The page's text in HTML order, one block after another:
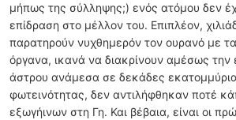
μήπως της σύλληψης;) ενός ατόμου δεν
επίδραση στο μέλλον του. Επιπλέον,
παρατηρούν νυχθημερόν τον ουρανό με τα
όργανα, ικανά να διακρίνουν αμέσως την
άστρου ανάμεσα σε δεκάδες εκατομμύρια
φωτεινότητας, δεν αντιλήφθηκαν ποτέ
εξωγήινων στη Γη. Και βέβαια, είναι οι